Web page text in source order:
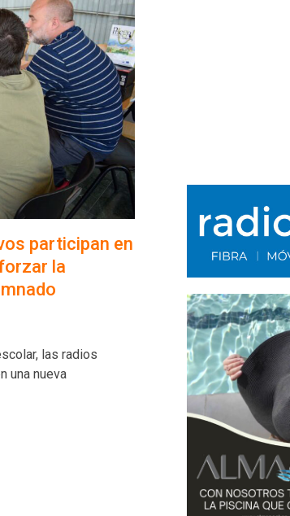
participan en
la
las radios
una nueva